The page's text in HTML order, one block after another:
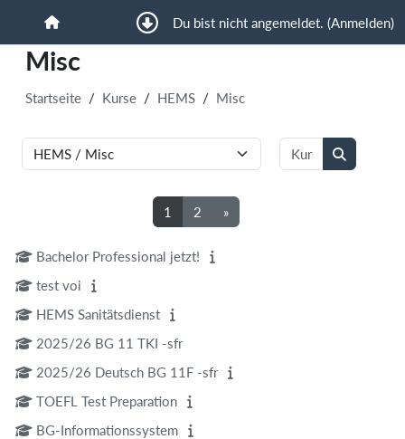
Startseite Du bist nicht angemeldet. (Anmelden)
Misc
Startseite Kurse HEMS Misc
Kursbereiche
Kurse suchen
Kurse
1 Seite 1
2Seite 2
»Nächste Seite
Bachelor Professional jetzt!
test voi
HEMS Sanitätsdienst
2025/26 BG 11 TKI -sfr
2025/26 Deutsch BG 11F -sfr
TOEFL Test Preparation
BG-Informationssystem